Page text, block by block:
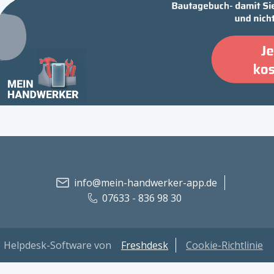
info@mein-handwerker-app.de
07633 - 836 98 30
Helpdesk-Software von Freshdesk Cookie-Richtlinie